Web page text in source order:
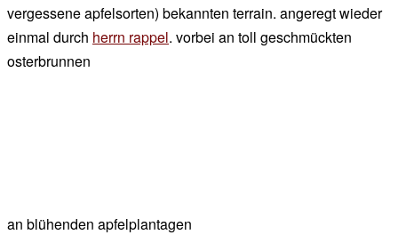
vergessene apfelsorten) bekannten terrain. angeregt wieder
einmal durch herrn rappel. vorbei an toll geschmückten
osterbrunnen
an blühenden apfelplantagen